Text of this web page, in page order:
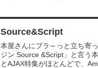
Source&Script
本屋さんにブラ～っと立ち寄
ジン Source &Script」と言う
とAJAX特集がほとんどで、